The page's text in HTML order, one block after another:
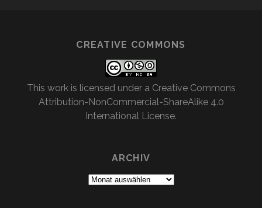
CREATIVE COMMONS
This work is licensed under a Creative Commons
Attribution-NonCommercial-ShareAlike 4.0
International License.
ARCHIV
Archiv